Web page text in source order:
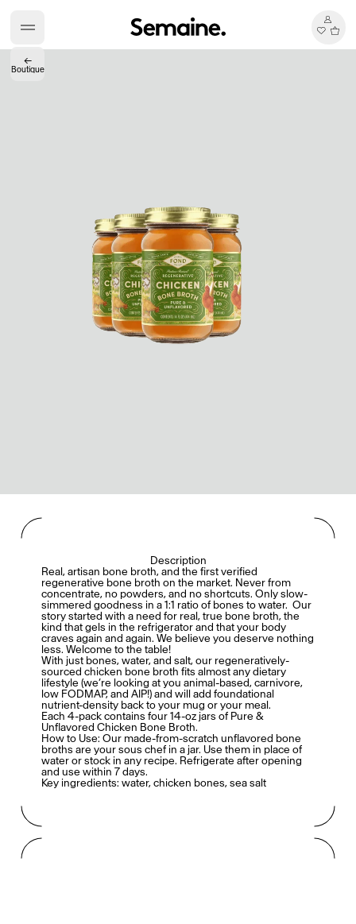
←
Boutique
Description
Real, artisan bone broth, and the first verified
regenerative bone broth on the market. Never from
concentrate, no powders, and no shortcuts. Only slow-
simmered goodness in a 1:1 ratio of bones to water. Our
story started with a need for real, true bone broth, the
kind that gels in the refrigerator and that your body
craves again and again. We believe you deserve nothing
less. Welcome to the table!
With just bones, water, and salt, our regeneratively-
sourced chicken bone broth fits almost any dietary
lifestyle (we’re looking at you animal-based, carnivore,
low FODMAP, and AIP!) and will add foundational
nutrient-density back to your mug or your meal.
Each 4-pack contains four 14-oz jars of Pure &
Unflavored Chicken Bone Broth.
How to Use: Our made-from-scratch unflavored bone
broths are your sous chef in a jar. Use them in place of
water or stock in any recipe. Refrigerate after opening
and use within 7 days.
Key ingredients: water, chicken bones, sea salt